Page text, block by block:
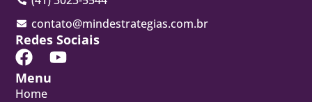
contato@mindestrategias.com.br
Redes Sociais
Menu
Home